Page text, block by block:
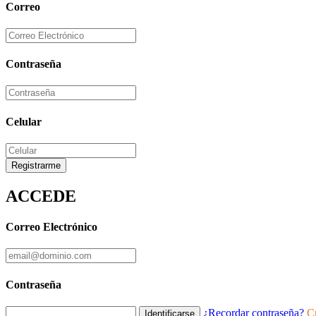
Correo
Contraseña
Celular
Registrarme
ACCEDE
Correo Electrónico
Contraseña
¿Recordar contraseña?